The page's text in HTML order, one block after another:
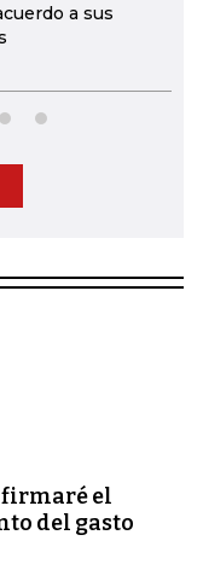
a sus
firmaré el
del gasto